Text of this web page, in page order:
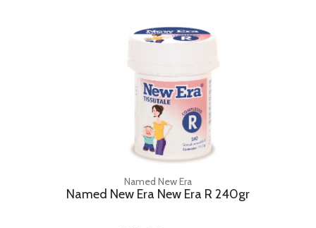
Named New Era
Named New Era New Era R 240gr